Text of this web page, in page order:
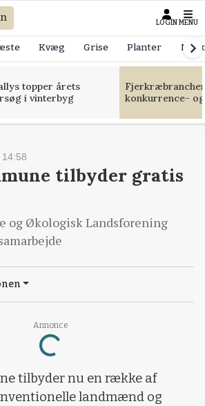
LOGIN MENU
Kvæg Grise Planter
topper årets
i vinterbyg
konkurrence-
Annonce
Loading...
tilbyder gratis
og Økologisk Landsforening
tilbyder nu en række af
landmænd og